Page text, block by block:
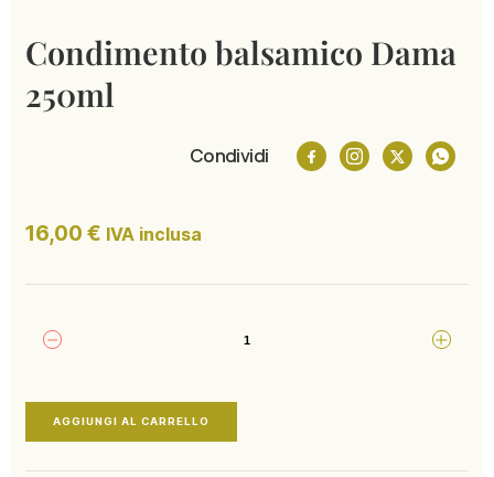
Condimento balsamico Dama
250ml
Condividi
16,00 € IVA inclusa
AGGIUNGI AL CARRELLO